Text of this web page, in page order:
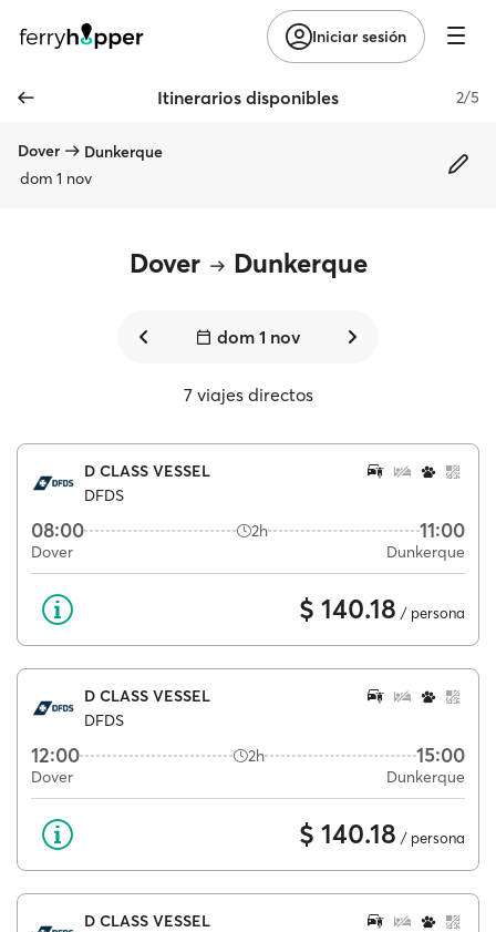
Iniciar sesión
Itinerarios disponibles 2/5
Dover
Dunkerque
dom 1 nov
Dover Dunkerque
dom 1 nov
7 viajes directos
D CLASS VESSEL
DFDS
08:00 2h 11:00
Dover Dunkerque
$ 140.18 / persona
D CLASS VESSEL
DFDS
12:00 2h 15:00
Dover Dunkerque
$ 140.18 / persona
D CLASS VESSEL